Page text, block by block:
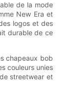
de la mode
New Era et
logos et des
durable de ce
chapeaux bob
couleurs unies
streetwear et